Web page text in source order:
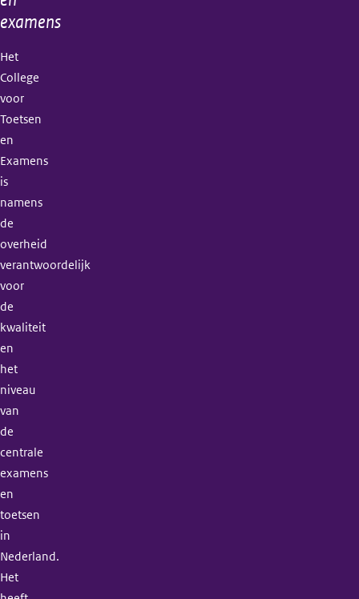
examens
Het
College
voor
Toetsen
en
Examens
is
namens
de
overheid
verantwoordelijk
voor
de
kwaliteit
en
het
niveau
van
de
centrale
examens
en
toetsen
in
Nederland.
Het